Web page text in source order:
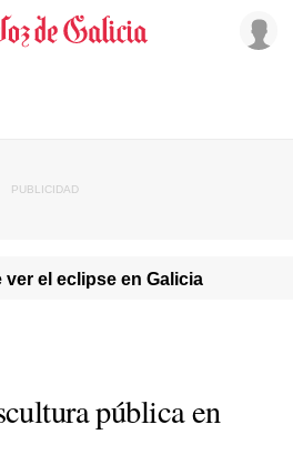
ver el eclipse en Galicia
pública en